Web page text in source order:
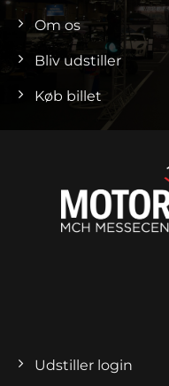
Om os
Bliv udstiller
Køb billet
Udstiller login